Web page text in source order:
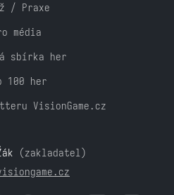
/ Praxe
média
sbírka her
100 her
VisionGame.cz
(zakladatel)